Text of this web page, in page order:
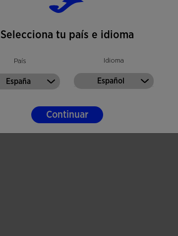
Selecciona tu país e idioma
País
España
Idioma
Español
Continuar